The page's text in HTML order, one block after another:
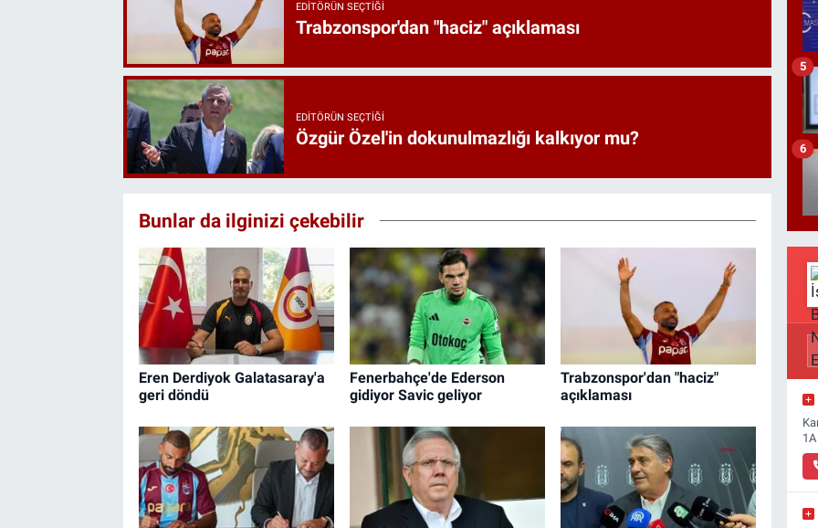
EDITÖRÜN SEÇTIĞI
Trabzonspor'dan "haciz" açıklaması
EDITÖRÜN SEÇTIĞI
Özgür Özel'in dokunulmazlığı kalkıyor mu?
Bunlar da ilginizi çekebilir
Eren Derdiyok Galatasaray'a
geri döndü
Fenerbahçe'de Ederson
gidiyor Savic geliyor
Trabzonspor'dan "haciz"
açıklaması
5
6
1A